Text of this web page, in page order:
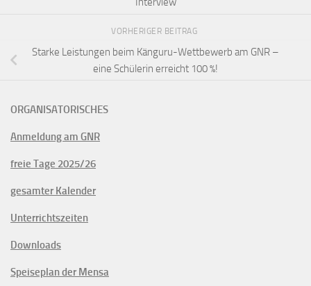
VORHERIGER BEITRAG
Starke Leistungen beim Känguru-Wettbewerb am GNR –
eine Schülerin erreicht 100 %!
ORGANISATORISCHES
Anmeldung am GNR
freie Tage 2025/26
gesamter Kalender
Unterrichtszeiten
Downloads
Speiseplan der Mensa